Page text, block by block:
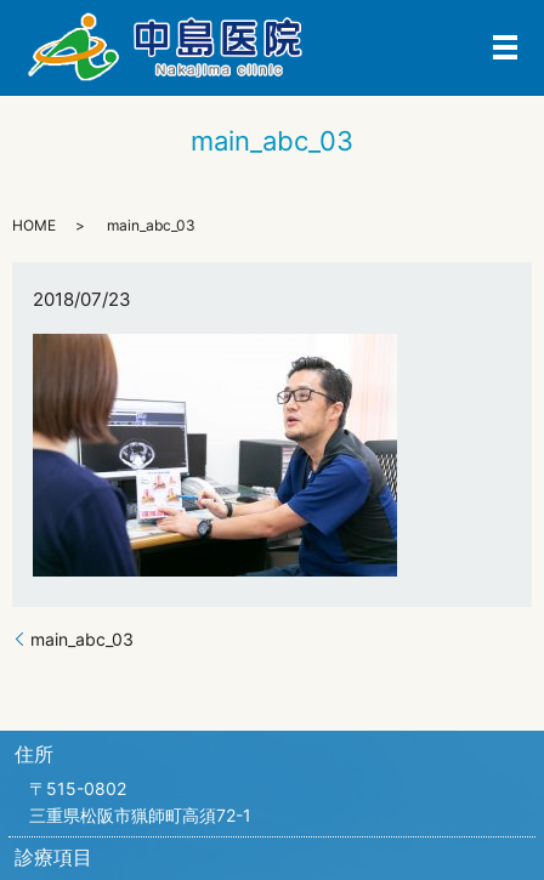
メ
main_abc_03
HOME main_abc_03
2018/07/23
main_abc_03
住所
〒515-0802
三重県松阪市猟師町高須72-1
診療項目